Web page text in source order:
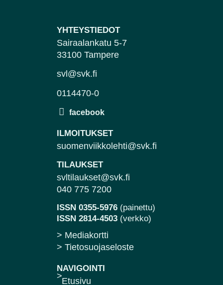
YHTEYSTIEDOT
Sairaalankatu 5-7
33100 Tampere
svl@svk.fi
0114470-0
ILMOITUKSET
suomenviikkolehti@svk.fi
TILAUKSET
svltilaukset@svk.fi
040 775 7200
ISSN 0355-5976 (painettu)
ISSN 2814-4503 (verkko)
> Mediakortti
> Tietosuojaseloste
NAVIGOINTI
Etusivu